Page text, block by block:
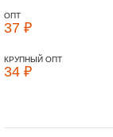
ОПТ
37 ₽
КРУПНЫЙ ОПТ
34 ₽